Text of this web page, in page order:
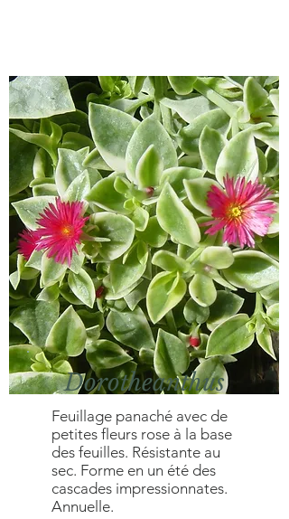
Dorotheanthus
Feuillage panaché avec de
petites fleurs rose à la base
des feuilles. Résistante au
sec. Forme en un été des
cascades impressionnates.
Annuelle.